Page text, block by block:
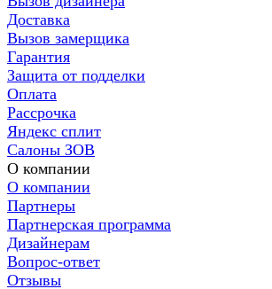
Доставка
Вызов замерщика
Гарантия
Защита от подделки
Оплата
Рассрочка
Яндекс сплит
Салоны ЗОВ
О компании
О компании
Партнеры
Партнерская программа
Дизайнерам
Вопрос-ответ
Отзывы